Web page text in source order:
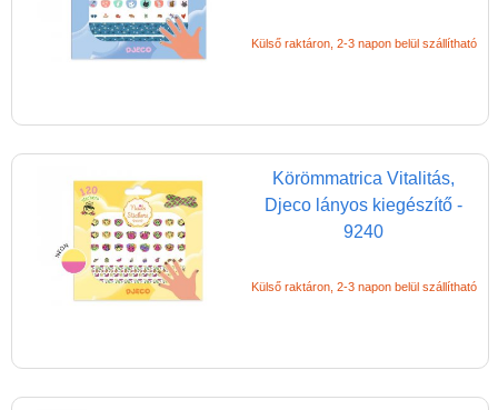
Külső raktáron, 2-3 napon belül szállítható
Körömmatrica Vitalitás,
Djeco lányos kiegészítő -
9240
Külső raktáron, 2-3 napon belül szállítható